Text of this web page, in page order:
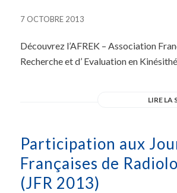
7 OCTOBRE 2013
Découvrez l’AFREK – Association
Recherche et d’ Evaluation en
LIRE LA
Participation aux
Françaises de
(JFR 2013)